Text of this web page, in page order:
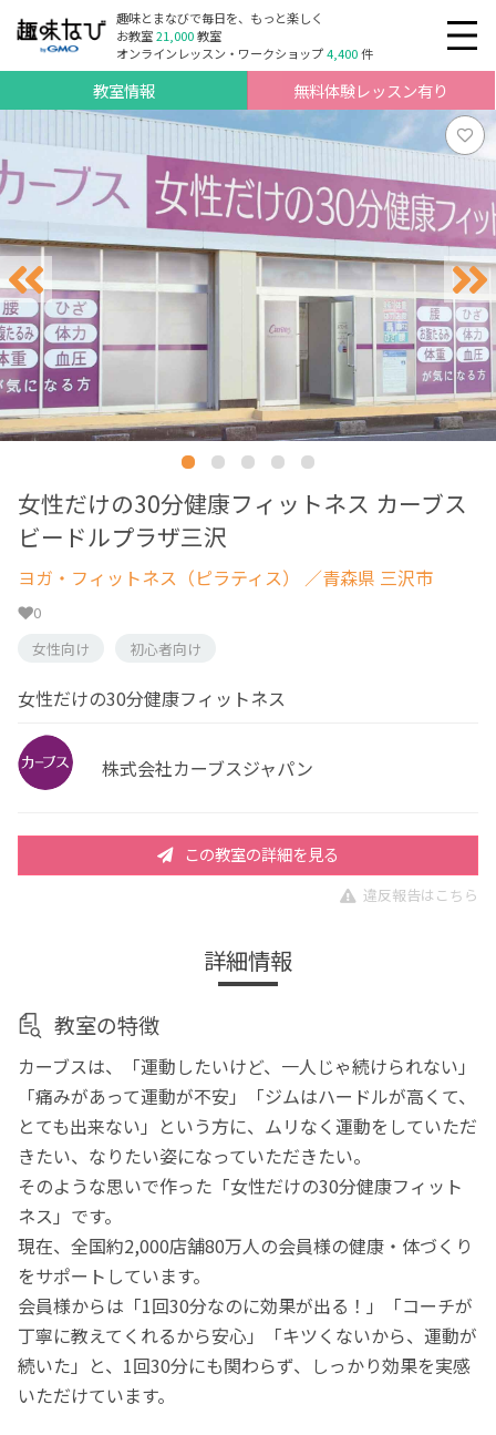
趣味とまなびで毎日を、もっと楽しく
お教室21,000教室
オンラインレッスン・ワークショップ4,400件
教室情報 無料体験レッスン有り
女性だけの30分健康フィットネス カーブス
ビードルプラザ三沢
ヨガ・フィットネス（ピラティス） ／青森県 三沢市
0
女性向け
初心者向け
女性だけの30分健康フィットネス
株式会社カーブスジャパン
この教室の詳細を見る
違反報告はこちら
詳細情報
教室の特徴
カーブスは、「運動したいけど、一人じゃ続けられない」
「痛みがあって運動が不安」「ジムはハードルが高くて、
とても出来ない」という方に、ムリなく運動をしていただ
きたい、なりたい姿になっていただきたい。
そのような思いで作った「女性だけの30分健康フィット
ネス」です。
現在、全国約2,000店舗80万人の会員様の健康・体づくり
をサポートしています。
会員様からは「1回30分なのに効果が出る！」「コーチが
丁寧に教えてくれるから安心」「キツくないから、運動が
続いた」と、1回30分にも関わらず、しっかり効果を実感
いただけています。